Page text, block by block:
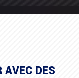
AVEC DES